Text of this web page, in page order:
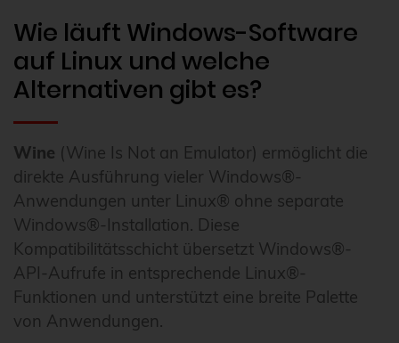
Wie läuft Windows-Software
auf Linux und welche
Alternativen gibt es?
Wine (Wine Is Not an Emulator) ermöglicht die
direkte Ausführung vieler Windows®-
Anwendungen unter Linux® ohne separate
Windows®-Installation. Diese
Kompatibilitätsschicht übersetzt Windows®-
API-Aufrufe in entsprechende Linux®-
Funktionen und unterstützt eine breite Palette
von Anwendungen.